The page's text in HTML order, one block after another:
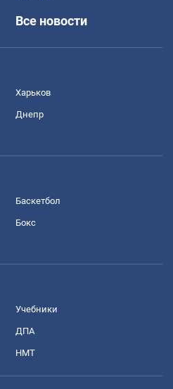
Все новости
Харьков
Днепр
Баскетбол
Бокс
Учебники
ДПА
НМТ